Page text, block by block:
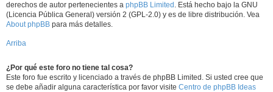
derechos de autor pertenecientes a phpBB Limited . Está hecho bajo la GNU
(Licencia Pública General) versión 2 (GPL-2.0) y es de libre distribución. Vea
About phpBB para más detalles.
Arriba
¿Por qué este foro no tiene tal cosa?
Este foro fue escrito y licenciado a través de phpBB Limited. Si usted cree que
se debe añadir alguna característica por favor visite Centro de phpBB Ideas